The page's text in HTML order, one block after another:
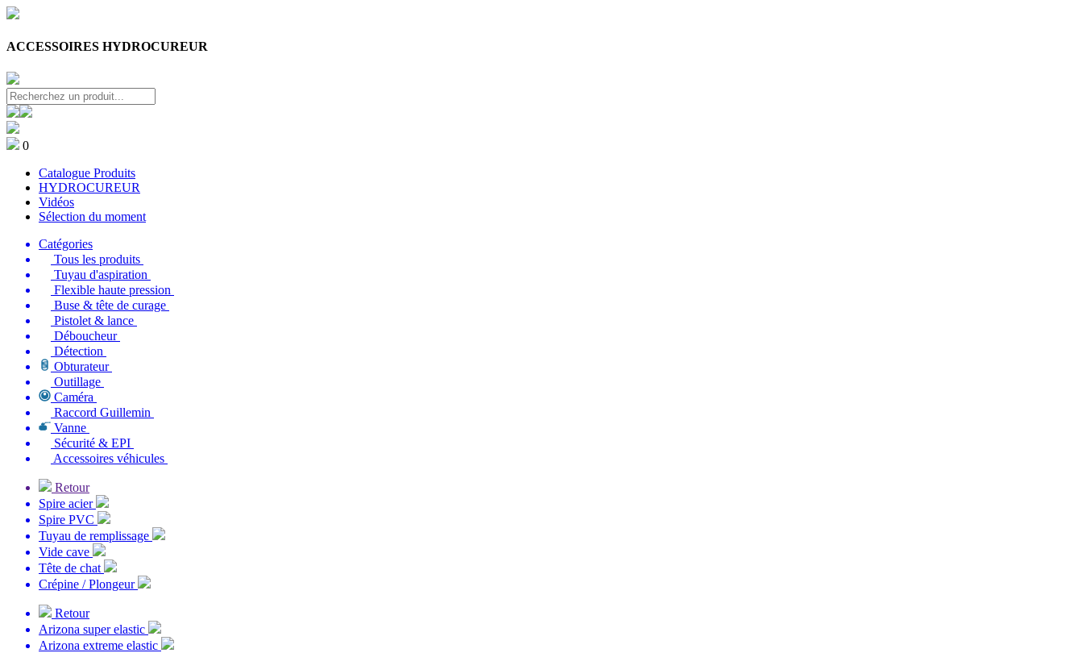
ACCESSOIRES HYDROCUREUR
0
Catalogue Produits
HYDROCUREUR
Vidéos
Sélection du moment
Catégories
Tous les produits
Tuyau d'aspiration
Flexible haute pression
Buse & tête de curage
Pistolet & lance
Déboucheur
Détection
Obturateur
Outillage
Caméra
Raccord Guillemin
Vanne
Sécurité & EPI
Accessoires véhicules
Retour
Spire acier
Spire PVC
Tuyau de remplissage
Vide cave
Tête de chat
Crépine / Plongeur
Retour
Arizona super elastic
Arizona extreme elastic